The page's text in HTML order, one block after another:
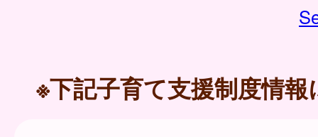
※下記子育て支援制度情